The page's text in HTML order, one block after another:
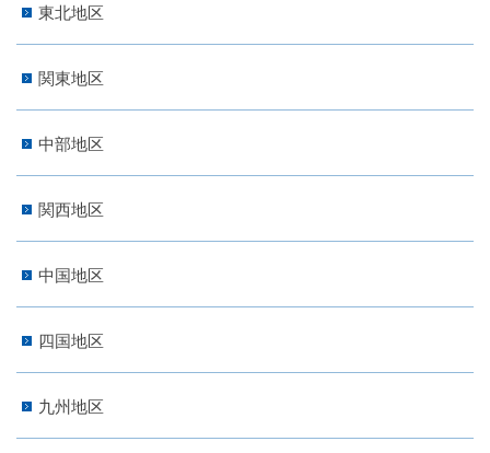
東北地区
関東地区
中部地区
関西地区
中国地区
四国地区
九州地区